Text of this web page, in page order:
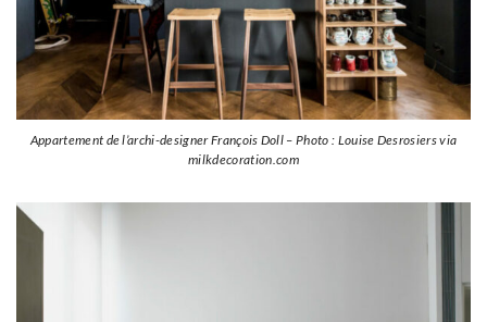
Appartement de l’archi-designer François Doll – Photo : Louise Desrosiers via
milkdecoration.com